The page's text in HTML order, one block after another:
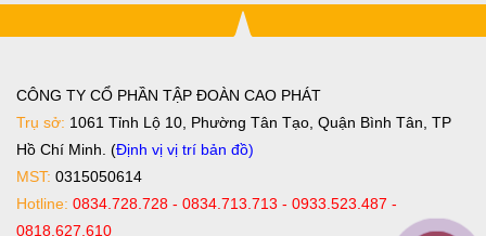
CÔNG TY CỔ PHẦN TẬP ĐOÀN CAO PHÁT
Trụ sở: 1061 Tỉnh Lộ 10, Phường Tân Tạo, Quận Bình Tân, TP
Hồ Chí Minh. (Định vị vị trí bản đồ)
MST: 0315050614
Hotline: 0834.728.728 - 0834.713.713 - 0933.523.487 -
0818.627.610